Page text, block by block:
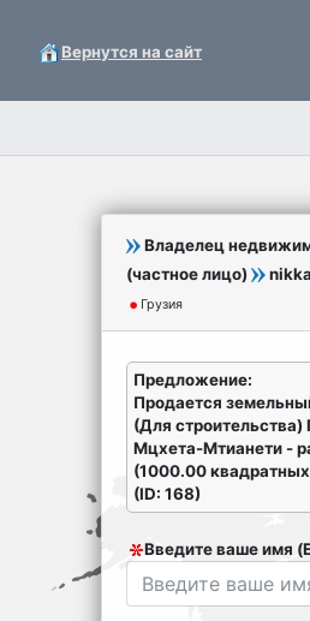
Вернутся на сайт
Владелец
(частное лицо)
nikka
Грузия
Предложение:
Продается
(Для строительства)
Мцхета-Мтианети -
(1000.00
(ID: 168)
Введите ваше имя